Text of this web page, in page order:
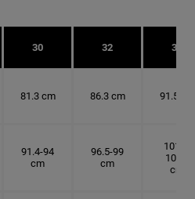
30 32 34
81.3 cm 86.3 cm 91.5 cm
91.4-94
cm
96.5-99
cm
101.6-
104.1
cm